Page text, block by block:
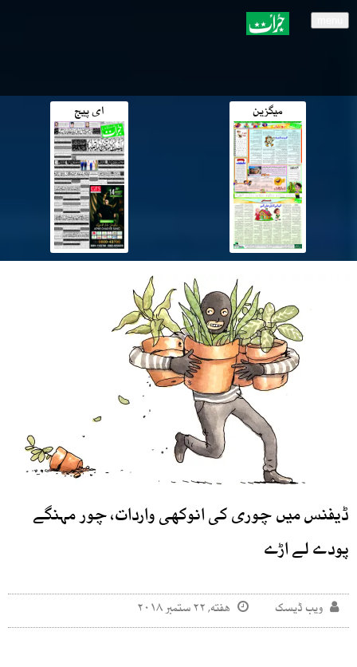
میگزین ای پیج
ڈیفنس میں چوری کی انوکھی واردات، چور مہنگے
پودے لے اڑے
ویب ڈیسک هفته, ۲۲ ستمبر ۲۰۱۸